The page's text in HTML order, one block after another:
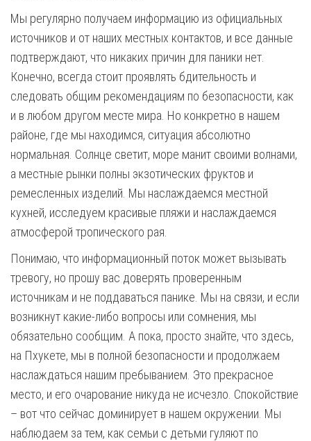
Мы регулярно получаем информацию из официальных
источников и от наших местных контактов, и все данные
подтверждают, что никаких причин для паники нет.
Конечно, всегда стоит проявлять бдительность и
следовать общим рекомендациям по безопасности, как
и в любом другом месте мира. Но конкретно в нашем
районе, где мы находимся, ситуация абсолютно
нормальная. Солнце светит, море манит своими волнами,
а местные рынки полны экзотических фруктов и
ремесленных изделий. Мы наслаждаемся местной
кухней, исследуем красивые пляжи и наслаждаемся
атмосферой тропического рая.
Понимаю, что информационный поток может вызывать
тревогу, но прошу вас доверять проверенным
источникам и не поддаваться панике. Мы на связи, и если
возникнут какие-либо вопросы или сомнения, мы
обязательно сообщим. А пока, просто знайте, что здесь,
на Пхукете, мы в полной безопасности и продолжаем
наслаждаться нашим пребыванием. Это прекрасное
место, и его очарование никуда не исчезло. Спокойствие
– вот что сейчас доминирует в нашем окружении. Мы
наблюдаем за тем, как семьи с детьми гуляют по